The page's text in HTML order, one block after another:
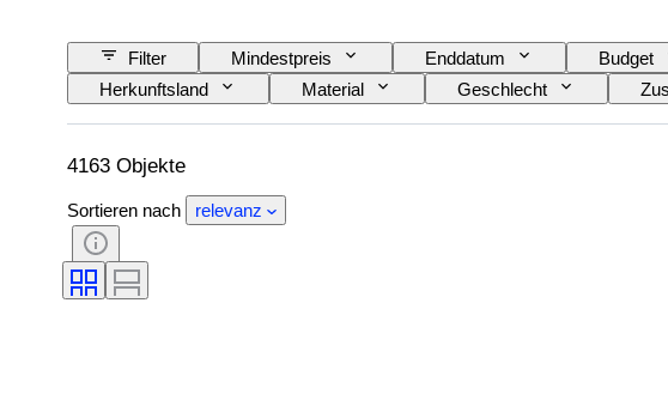
Filter Mindestpreis Enddatum Budget
Herkunftsland
Material Geschlecht
Farbe
Uhrwerk Original/Nachbau
4163 Objekte
Sortieren nach relevanz